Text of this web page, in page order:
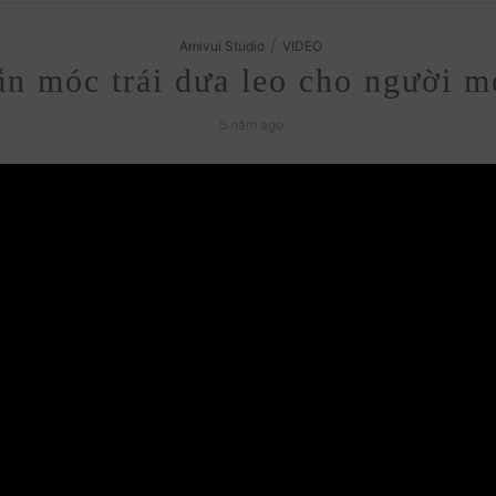
Amivui Studio VIDEO
móc trái dưa leo cho người